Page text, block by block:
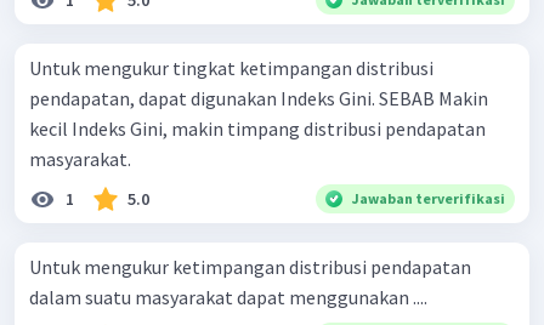
Untuk mengukur tingkat ketimpangan distribusi
pendapatan, dapat digunakan Indeks Gini. SEBAB Makin
kecil Indeks Gini, makin timpang distribusi pendapatan
masyarakat.
1 5.0 Jawaban terverifikasi
Untuk mengukur ketimpangan distribusi pendapatan
dalam suatu masyarakat dapat menggunakan ....